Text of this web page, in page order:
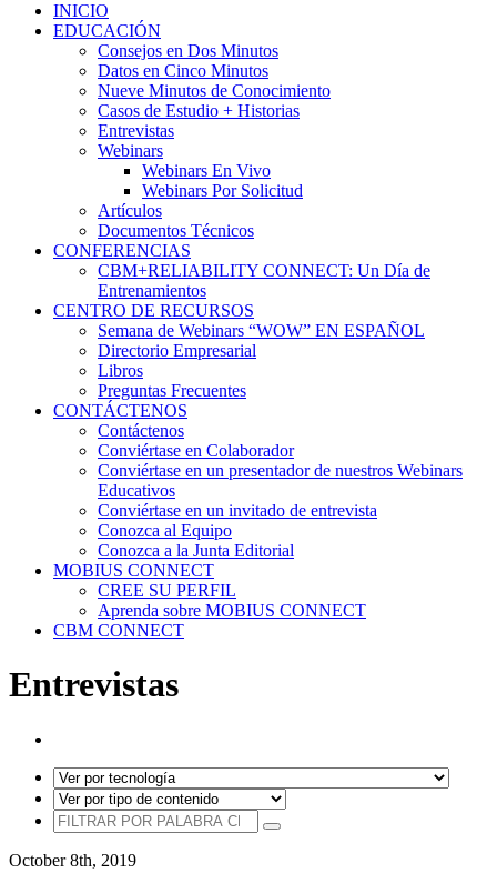
INICIO
EDUCACIÓN
Consejos en Dos Minutos
Datos en Cinco Minutos
Nueve Minutos de Conocimiento
Casos de Estudio + Historias
Entrevistas
Webinars
Webinars En Vivo
Webinars Por Solicitud
Artículos
Documentos Técnicos
CONFERENCIAS
CBM+RELIABILITY CONNECT: Un Día de
Entrenamientos
CENTRO DE RECURSOS
Semana de Webinars “WOW” EN ESPAÑOL
Directorio Empresarial
Libros
Preguntas Frecuentes
CONTÁCTENOS
Contáctenos
Conviértase en Colaborador
Conviértase en un presentador de nuestros Webinars
Educativos
Conviértase en un invitado de entrevista
Conozca al Equipo
Conozca a la Junta Editorial
MOBIUS CONNECT
CREE SU PERFIL
Aprenda sobre MOBIUS CONNECT
CBM CONNECT
Entrevistas
October 8th, 2019